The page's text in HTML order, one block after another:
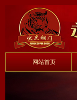
网站首页